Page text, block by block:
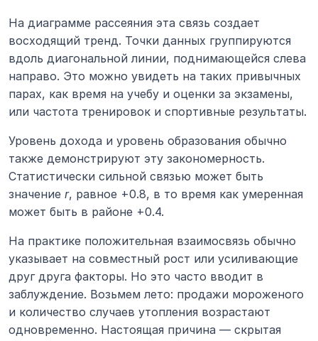
На диаграмме рассеяния эта связь создает
восходящий тренд. Точки данных группируются
вдоль диагональной линии, поднимающейся слева
направо. Это можно увидеть на таких привычных
парах, как время на учебу и оценки за экзамены,
или частота тренировок и спортивные результаты.
Уровень дохода и уровень образования обычно
также демонстрируют эту закономерность.
Статистически сильной связью может быть
значение r, равное +0.8, в то время как умеренная
может быть в районе +0.4.
На практике положительная взаимосвязь обычно
указывает на совместный рост или усиливающие
друг друга факторы. Но это часто вводит в
заблуждение. Возьмем лето: продажи мороженого
и количество случаев утопления возрастают
одновременно. Настоящая причина — скрытая